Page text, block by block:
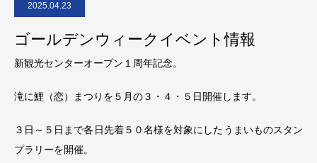
2025.04.23
ゴールデンウィークイベント情報
新観光センターオープン１周年記念。
滝に鯉（恋）まつりを５月の３・４・５日開催します。
３日～５日まで各日先着５０名様を対象にしたうまいものスタン
プラリーを開催。